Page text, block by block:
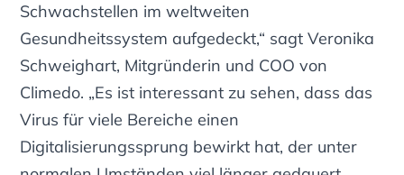
Schwachstellen im weltweiten
Gesundheitssystem aufgedeckt,“ sagt Veronika
Schweighart, Mitgründerin und COO von
Climedo. „Es ist interessant zu sehen, dass das
Virus für viele Bereiche einen
Digitalisierungssprung bewirkt hat, der unter